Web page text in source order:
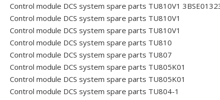
Control module DCS system spare parts TU810V1
Control module DCS system spare parts TU810V1
Control module DCS system spare parts TU810V1
Control module DCS system spare parts TU810
Control module DCS system spare parts TU807
Control module DCS system spare parts TU805K01
Control module DCS system spare parts TU805K01
Control module DCS system spare parts TU804-1